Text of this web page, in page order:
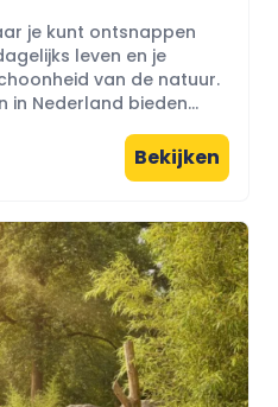
je kunt ontsnappen
leven en je
van de natuur.
in Nederland bieden...
Bekijken